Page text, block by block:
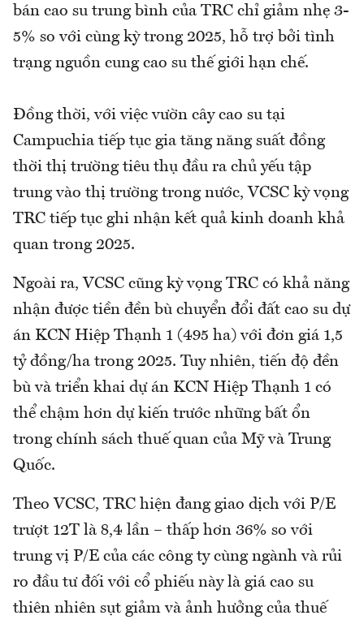
bán cao su trung bình của TRC chỉ giảm nhẹ 3-
5% so với cùng kỳ trong 2025, hỗ trợ bởi tình
trạng nguồn cung cao su thế giới hạn chế.
Đồng thời, với việc vườn cây cao su tại
Campuchia tiếp tục gia tăng năng suất đồng
thời thị trường tiêu thụ đầu ra chủ yếu tập
trung vào thị trường trong nước, VCSC kỳ vọng
TRC tiếp tục ghi nhận kết quả kinh doanh khả
quan trong 2025.
Ngoài ra, VCSC cũng kỳ vọng TRC có khả năng
nhận được tiền đền bù chuyển đổi đất cao su dự
án KCN Hiệp Thạnh 1 (495 ha) với đơn giá 1,5
tỷ đồng/ha trong 2025. Tuy nhiên, tiến độ đền
bù và triển khai dự án KCN Hiệp Thạnh 1 có
thể chậm hơn dự kiến trước những bất ổn
trong chính sách thuế quan của Mỹ và Trung
Quốc.
Theo VCSC, TRC hiện đang giao dịch với P/E
trượt 12T là 8,4 lần – thấp hơn 36% so với
trung vị P/E của các công ty cùng ngành và rủi
ro đầu tư đối với cổ phiếu này là giá cao su
thiên nhiên sụt giảm và ảnh hưởng của thuế